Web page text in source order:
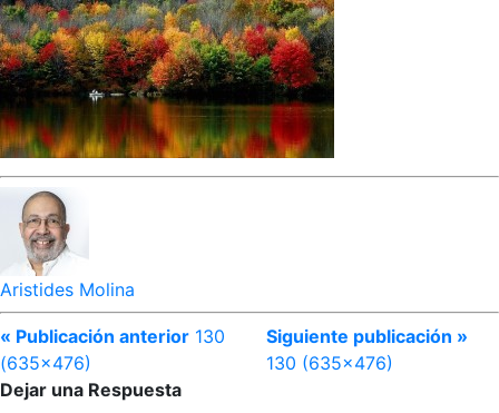
Aristides Molina
« Publicación anterior 130
(635×476)
Siguiente publicación »
130 (635×476)
Dejar una Respuesta